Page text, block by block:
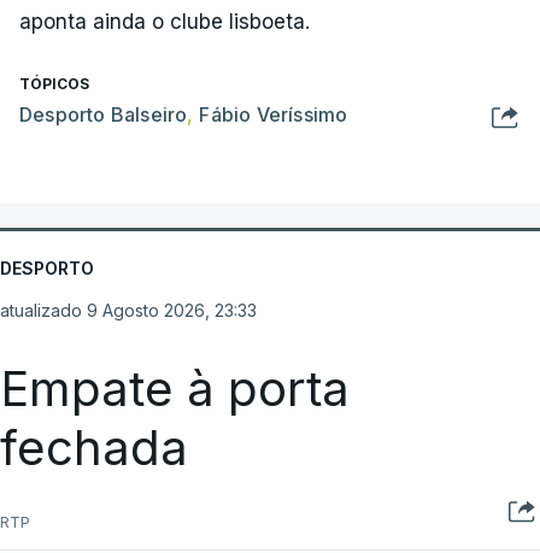
aponta ainda o clube lisboeta.
TÓPICOS
Desporto Balseiro, Fábio Veríssimo
DESPORTO
atualizado 9 Agosto 2026, 23:33
Empate à porta
fechada
RTP